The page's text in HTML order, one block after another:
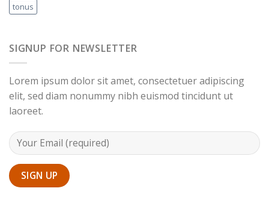
tonus
SIGNUP FOR NEWSLETTER
Lorem ipsum dolor sit amet, consectetuer adipiscing
elit, sed diam nonummy nibh euismod tincidunt ut
laoreet.